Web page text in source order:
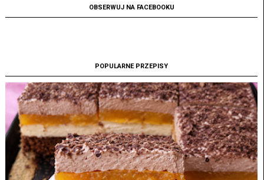
OBSERWUJ NA FACEBOOKU
POPULARNE PRZEPISY